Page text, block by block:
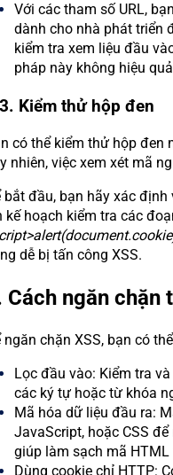
Với các tham số URL,
dành cho nhà phát triển
kiểm tra xem liệu đầu
pháp này không hiệu
Kiểm thử hộp đen
có thể kiểm thử hộp đen
nhiên, việc xem xét mã
bắt đầu, bạn hãy xác định
kế hoạch kiểm tra các
dễ bị tấn công XSS.
Cách ngăn chặn
ngăn chặn XSS, bạn có
Lọc đầu vào: Kiểm tra
các ký tự hoặc từ khóa
Mã hóa dữ liệu đầu ra:
JavaScript, hoặc CSS
giúp làm sạch mã
Dùng cookie chỉ HTTP: